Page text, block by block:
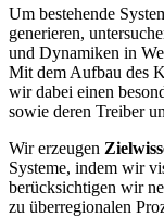
Um bestehende
generieren,
und Dynamiken in
Mit dem Aufbau des
wir dabei einen
sowie deren Treiber
Wir erzeugen
Systeme, indem wir
berücksichtigen wir
zu überregionalen